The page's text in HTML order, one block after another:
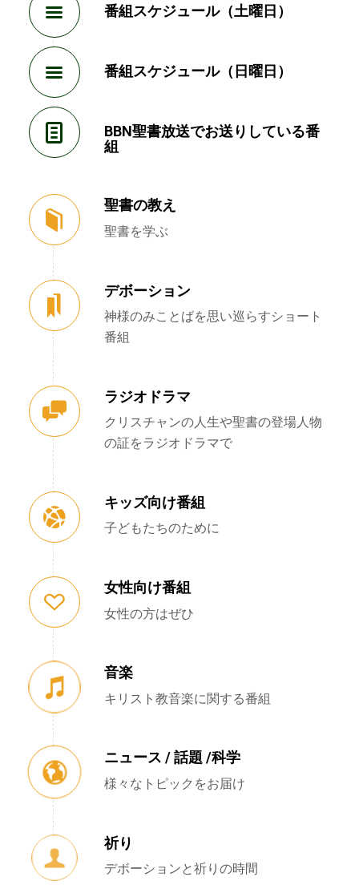
番組スケジュール（土曜日）
番組スケジュール（日曜日）
BBN聖書放送でお送りしている番
組
聖書の教え
聖書を学ぶ
デボーション
神様のみことばを思い巡らすショート
番組
ラジオドラマ
クリスチャンの人生や聖書の登場人物
の証をラジオドラマで
キッズ向け番組
子どもたちのために
女性向け番組
女性の方はぜひ
音楽
キリスト教音楽に関する番組
ニュース / 話題 /科学
様々なトピックをお届け
祈り
デボーションと祈りの時間